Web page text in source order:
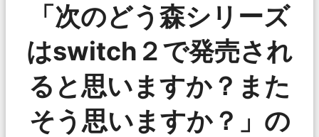
「次のどう森シリーズ
はswitch２で発売され
ると思いますか？また
そう思いますか？」の